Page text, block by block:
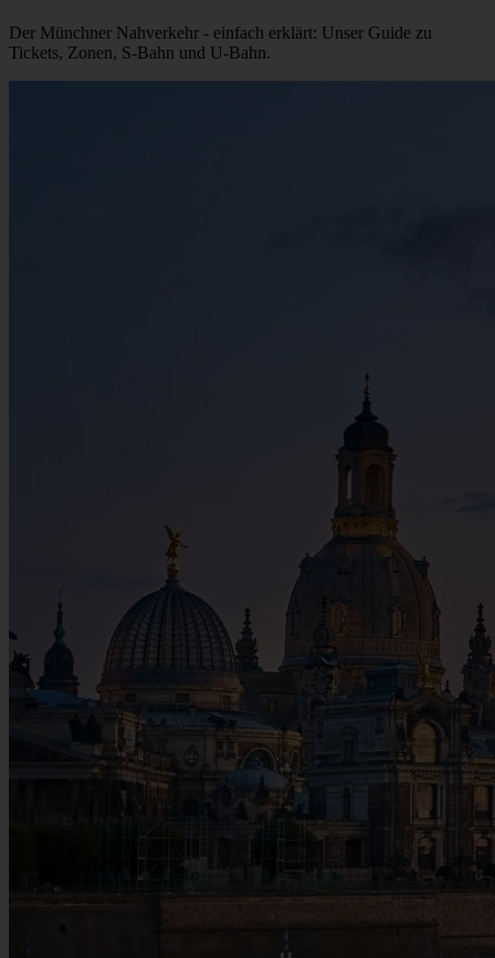
Der Münchner Nahverkehr - einfach erklärt: Unser Guide zu
Tickets, Zonen, S-Bahn und U-Bahn.